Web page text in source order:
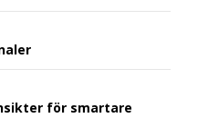
för smartare